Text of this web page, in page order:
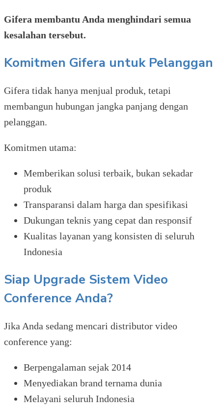
Gifera membantu Anda menghindari semua
kesalahan tersebut.
Komitmen Gifera untuk Pelanggan
Gifera tidak hanya menjual produk, tetapi
membangun hubungan jangka panjang dengan
pelanggan.
Komitmen utama:
Memberikan solusi terbaik, bukan sekadar
produk
Transparansi dalam harga dan spesifikasi
Dukungan teknis yang cepat dan responsif
Kualitas layanan yang konsisten di seluruh
Indonesia
Siap Upgrade Sistem Video
Conference Anda?
Jika Anda sedang mencari distributor video
conference yang:
Berpengalaman sejak 2014
Menyediakan brand ternama dunia
Melayani seluruh Indonesia